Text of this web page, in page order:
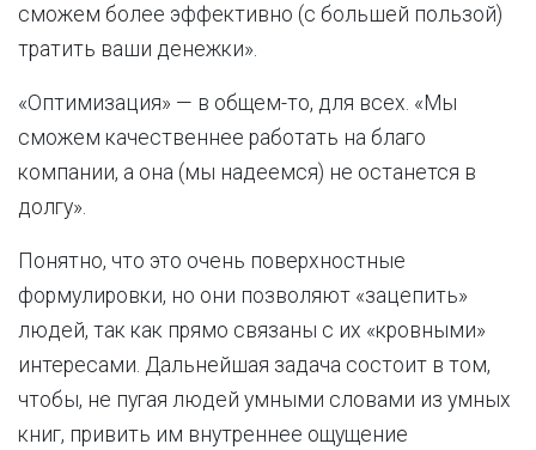
сможем более эффективно (с большей пользой)
тратить ваши денежки».
«Оптимизация» — в общем-то, для всех. «Мы
сможем качественнее работать на благо
компании, а она (мы надеемся) не останется в
долгу».
Понятно, что это очень поверхностные
формулировки, но они позволяют «зацепить»
людей, так как прямо связаны с их «кровными»
интересами. Дальнейшая задача состоит в том,
чтобы, не пугая людей умными словами из умных
книг, привить им внутреннее ощущение